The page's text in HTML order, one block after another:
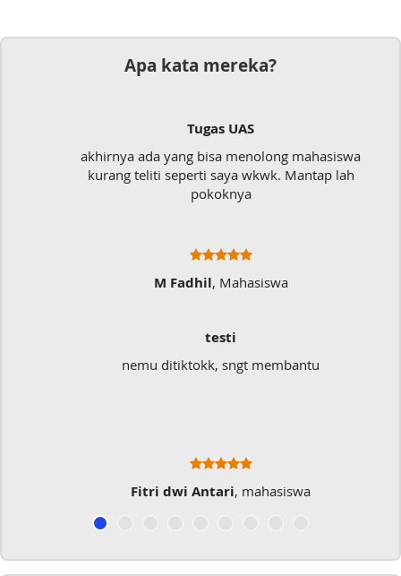
Apa kata mereka?
Tugas UAS
akhirnya ada yang bisa menolong mahasiswa
kurang teliti seperti saya wkwk. Mantap lah
pokoknya
M Fadhil, Mahasiswa
testi
nemu ditiktokk, sngt membantu
Fitri dwi Antari, mahasiswa